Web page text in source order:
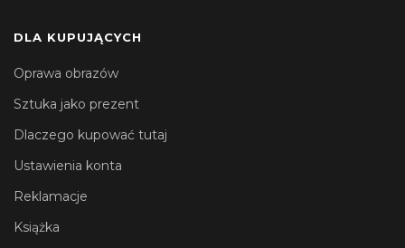
DLA KUPUJĄCYCH
Oprawa obrazów
Sztuka jako prezent
Dlaczego kupować tutaj
Ustawienia konta
Reklamacje
Książka